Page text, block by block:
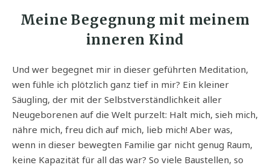
Meine Begegnung mit meinem
inneren Kind
Und wer begegnet mir in dieser geführten Meditation,
wen fühle ich plötzlich ganz tief in mir? Ein kleiner
Säugling, der mit der Selbstverständlichkeit aller
Neugeborenen auf die Welt purzelt: Halt mich, sieh mich,
nähre mich, freu dich auf mich, lieb mich! Aber was,
wenn in dieser bewegten Familie gar nicht genug Raum,
keine Kapazität für all das war? So viele Baustellen, so